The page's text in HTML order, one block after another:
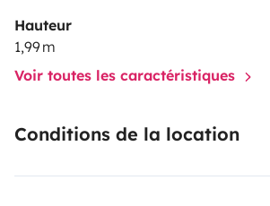
Hauteur
1,99 m
Voir toutes les caractéristiques
Conditions de la location